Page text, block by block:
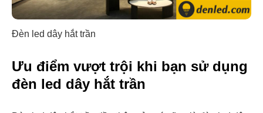
Đèn led dây hắt trần
Ưu điểm vượt trội khi bạn sử dụng
đèn led dây hắt trần